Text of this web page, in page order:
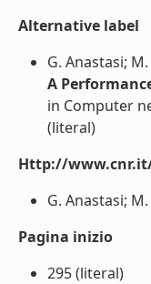
Alternative label
G. Anastasi;
A
in Computer
(literal)
Http://
G. Anastasi;
Pagina inizio
295 (literal)